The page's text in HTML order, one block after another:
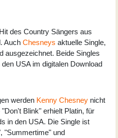
des Country Sängers aus
Auch Chesneys aktuelle Single,
ausgezeichnet. Beide Singles
USA im digitalen Download
werden Kenny Chesney nicht
Blink" erhielt Platin, für
in den USA. Die Single ist
"Summertime" und